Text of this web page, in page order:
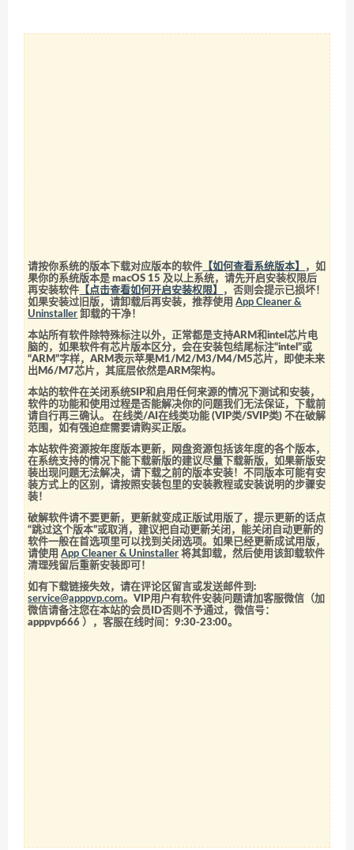
请按你系统的版本下载对应版本的软件 【如何查看系统版本】
，如
果你的系统版本是 macOS 15 及以上系统，请先开启安装权限后
再安装软件 【点击查看如何开启安装权限】
，否则会提示已损坏！
如果安装过旧版，请卸载后再安装，推荐使用App Cleaner &
Uninstaller 卸载的干净！
本站所有软件除特殊标注以外，正常都是支持ARM和intel芯片电
脑的，如果软件有芯片版本区分，会在安装包结尾标注“intel”或
“ARM”字样，ARM表示苹果M1/M2/M3/M4/M5芯片，即使未来
出M6/M7芯片，其底层依然是ARM架构。
本站的软件在关闭系统SIP和启用任何来源的情况下测试和安装，
软件的功能和使用过程是否能解决你的问题我们无法保证，下载前
请自行再三确认。 在线类/AI在线类功能 (VIP类/SVIP类) 不在破解
范围，如有强迫症需要请购买正版。
本站软件资源按年度版本更新，网盘资源包括该年度的各个版本，
在系统支持的情况下能下载新版的建议尽量下载新版，如果新版安
装出现问题无法解决，请下载之前的版本安装！不同版本可能有安
装方式上的区别，请按照安装包里的安装教程或安装说明的步骤安
装！
破解软件请不要更新，更新就变成正版试用版了，提示更新的话点
“跳过这个版本”或取消，建议把自动更新关闭，能关闭自动更新的
软件一般在首选项里可以找到关闭选项。如果已经更新成试用版，
请使用App Cleaner & Uninstaller 将其卸载，然后使用该卸载软件
清理残留后重新安装即可！
如有下载链接失效，请在评论区留言或发送邮件到:
service@apppvp.com。VIP用户有软件安装问题请加客服微信（加
微信请备注您在本站的会员ID否则不予通过，微信号：
apppvp666 ），客服在线时间：9:30-23:00。